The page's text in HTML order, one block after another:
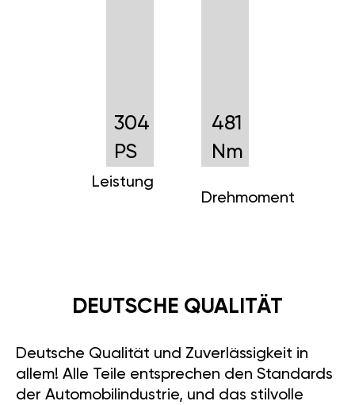
304
PS
Leistung
481
Nm
Drehmoment
DEUTSCHE QUALITÄT
Deutsche Qualität und Zuverlässigkeit in
allem! Alle Teile entsprechen den Standards
der Automobilindustrie, und das stilvolle